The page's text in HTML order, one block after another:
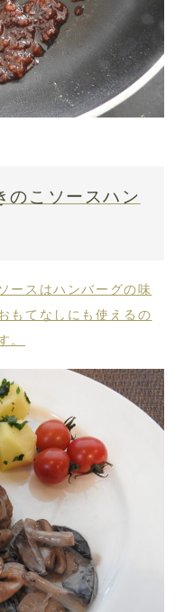
のこソースハン
ースはハンバーグの味
もてなしにも使えるの
。